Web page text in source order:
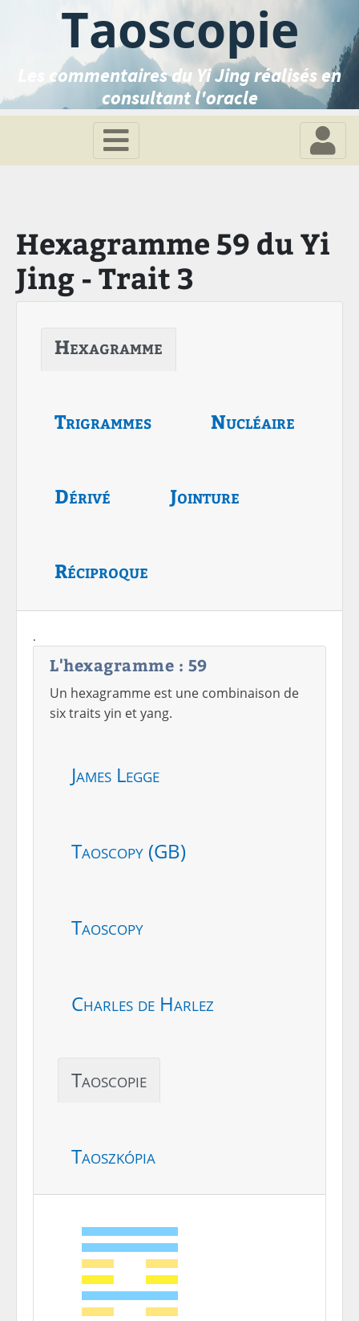
Taoscopie
Les commentaires du Yi Jing réalisés en
consultant l'oracle
Hexagramme 59 du Yi
Jing - Trait 3
Hexagramme
Trigrammes Nucléaire
Dérivé Jointure
Réciproque
.
L'hexagramme : 59
Un hexagramme est une combinaison de
six traits yin et yang.
James Legge
Taoscopy (GB)
Taoscopy
Charles de Harlez
Taoscopie
Taoszkópia